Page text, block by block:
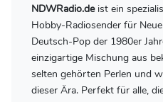
NDWRadio.deist ein
Hobby-Radiosender für
Deutsch-Pop der 1980er
einzigartige Mischung aus
selten gehörten Perlen und
dieser Ära. Perfekt für alle,